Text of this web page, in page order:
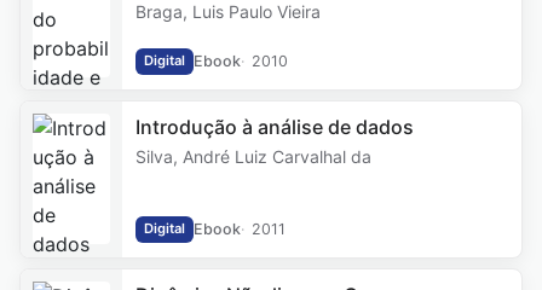
Braga, Luis Paulo Vieira
Digital Ebook 2010
Introdução à análise de dados
Silva, André Luiz Carvalhal da
Digital Ebook 2011